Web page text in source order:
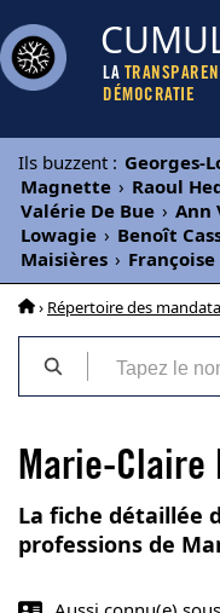
LA
DÉMOCRATIE
Ils buzzent : Georges-
Magnette › Raoul
Valérie De Bue › Ann
Lowagie › Benoît
Maisières › Françoise
› Répertoire des
Marie-Claire
La fiche détaillée
professions de